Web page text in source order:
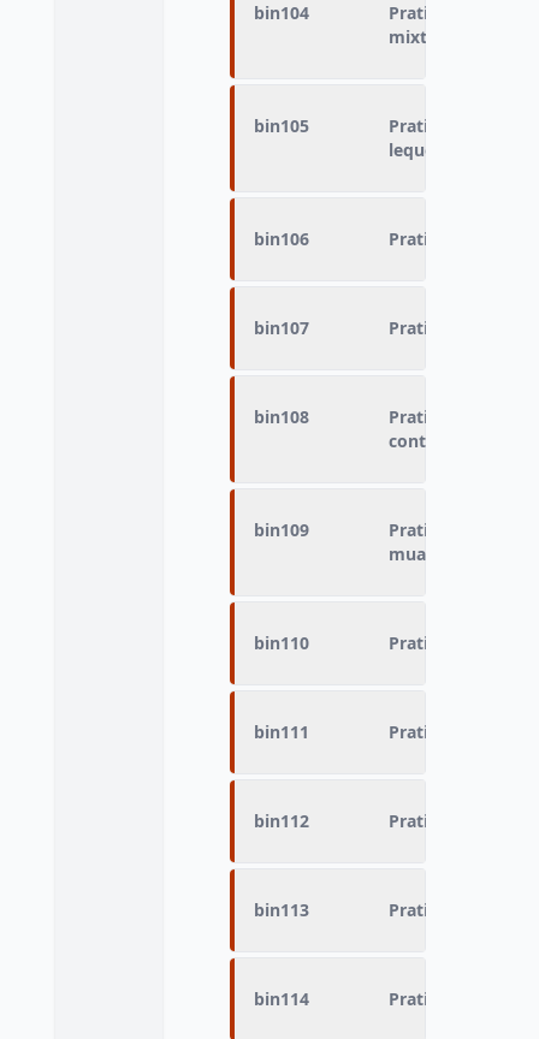
bin104
Pratique du
mixtes)
bin105
Pratique du
lequel
bin106 Pratique du sport
bin107 Pratique du sport
bin108
Pratique du
contact (boxe
bin109
Pratique du
muay boran.)
bin110 Pratique du sport
bin111 Pratique du
bin112 Pratique du
bin113 Pratique du
bin114 Pratique du